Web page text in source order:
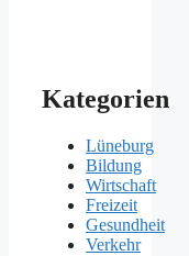
Kategorien
Lüneburg
Bildung
Wirtschaft
Freizeit
Gesundheit
Verkehr